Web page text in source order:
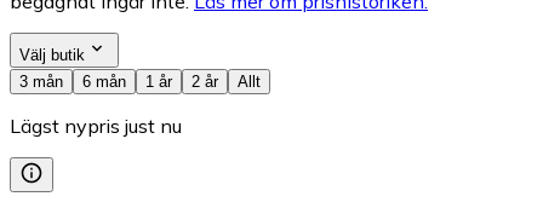
Välj butik
3 mån
6 mån 1 år 2 år Allt
Lägst nypris just nu